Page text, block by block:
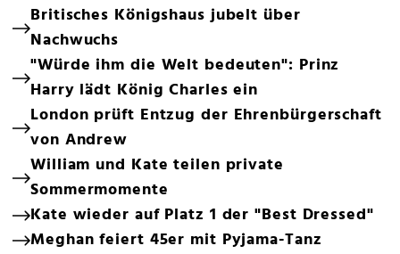
Britisches Königshaus jubelt über
Nachwuchs
"Würde ihm die Welt bedeuten": Prinz
Harry lädt König Charles ein
London prüft Entzug der Ehrenbürgerschaft
von Andrew
William und Kate teilen private
Sommermomente
Kate wieder auf Platz 1 der "Best Dressed"
Meghan feiert 45er mit Pyjama-Tanz